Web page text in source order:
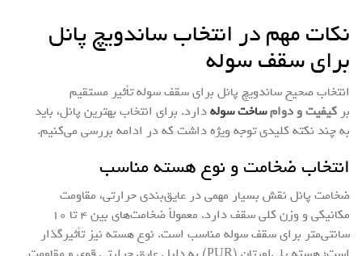
نکات مهم در انتخاب ساندویچ پانل
برای سقف سوله
انتخاب صحیح ساندویچ پانل برای سقف سوله تأثیر مستقیم
بر کیفیت و دوامساخت سولهدارد. برای انتخاب بهترین پانل، باید
به چند نکته کلیدی توجه ویژه داشت که در ادامه بررسی می‌کنیم.
انتخاب ضخامت و نوع هسته مناسب
ضخامت پانل نقش بسیار مهمی در عایق‌بندی حرارتی، مقاومت
مکانیکی و وزن کلی سقف دارد. معمولاً ضخامت‌های بین ۴ تا ۱۰
سانتی‌متر برای سقف سوله مناسب است. نوع هسته نیز تأثیرگذار